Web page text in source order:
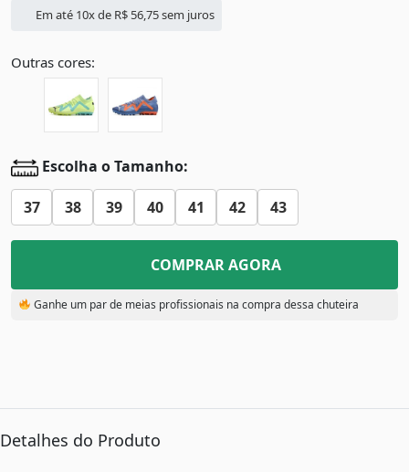
Em até 10x de R$ 56,75sem juros
Outras cores:
Escolha o Tamanho:
37 38 39 40 41 42 43
COMPRAR AGORA
Ganhe um par de meias profissionais na compra dessa chuteira
Detalhes do Produto